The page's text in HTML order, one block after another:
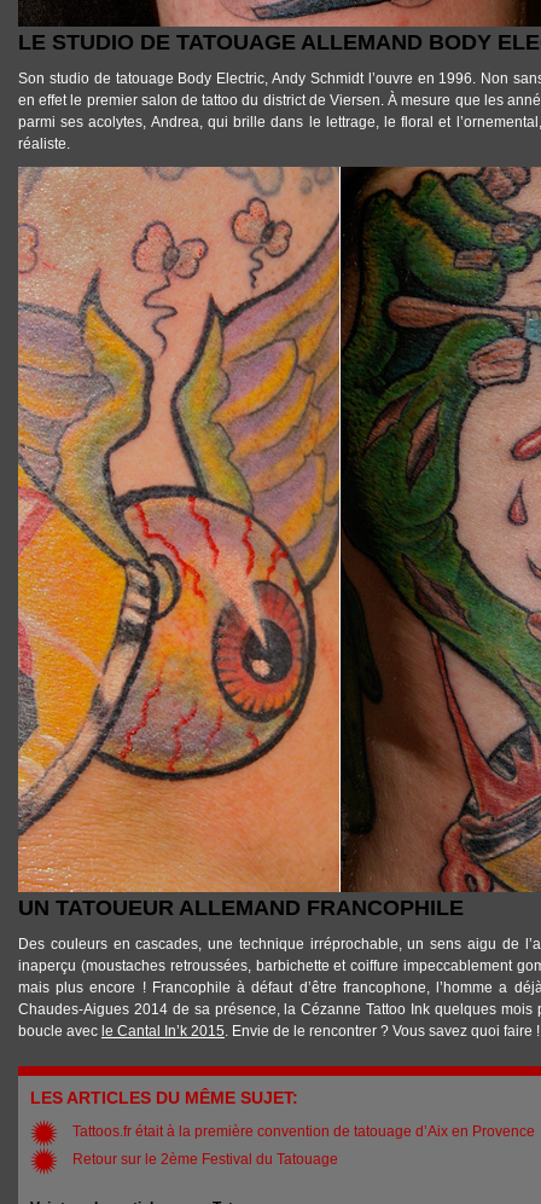
LE STUDIO DE TATOUAGE ALLEMAND BODY
Son studio de tatouage Body Electric,Andy Schmidtl’ouvre en 1996. Non
en effet le premier salon de tattoo du district de Viersen. À mesure que les
parmi ses acolytes, Andrea, qui brille dans le lettrage, le floral et
réaliste.
TATTOOS_ANDY_SCHMIDT_TATOUAGE_02.JPG
UN TATOUEUR ALLEMAND FRANCOPHILE
Des couleurs en cascades, une technique irréprochable, un sens aigu de
inaperçu (moustaches retroussées, barbichette et coiffure impeccablement
mais plus encore ! Francophile à défaut d’être francophone, l’homme a
Chaudes-Aigues 2014de sa présence, laCézanne Tattoo Ink quelques mois
boucle avec le Cantal In’k 2015. Envie de le rencontrer ? Vous savez quoi faire !
LES ARTICLES DU MÊME SUJET:
Tattoos.fr était à la première convention de tatouage d’Aix en Provence
Retour sur le 2ème Festival du Tatouage